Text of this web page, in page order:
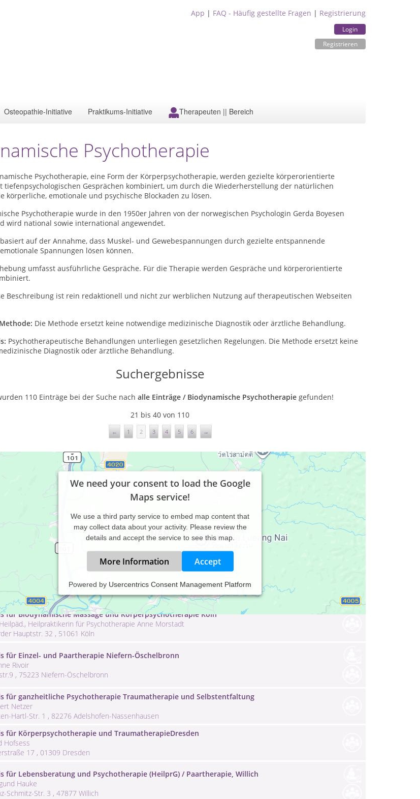
App | FAQ - Häufig gestellte Fragen | Registrierung
Login
Registrieren
Osteopathie-Initiative Praktikums-Initiative Therapeuten || Bereich
Psychotherapie
Psychotherapie, eine Form der Körperpsychotherapie, werden gezielte körperorientierte
tiefenpsychologischen Gesprächen kombiniert, um durch die Wiederherstellung der natürlichen
körperliche, emotionale und psychische Blockaden zu lösen.
Psychotherapie wurde in den 1950er Jahren von der norwegischen Psychologin Gerda Boyesen
wird national sowie international angewendet.
auf der Annahme, dass Muskel- und Gewebespannungen durch gezielte entspannende
Spannungen lösen können.
umfasst ausführliche Gespräche. Für die Therapie werden Gespräche und körperorientierte
Beschreibung ist rein redaktionell und nicht zur werblichen Nutzung auf therapeutischen Webseiten
Die Methode ersetzt keine notwendige medizinische Diagnostik oder ärztliche Behandlung.
Psychotherapeutische Behandlungen unterliegen gesetzlichen Regelungen. Die Methode ersetzt keine
Diagnostik oder ärztliche Behandlung.
Suchergebnisse
110 Einträge bei der Suche nach alle Einträge / Biodynamische Psychotherapiegefunden!
21 bis 40 von 110
← 1 2 3 4 5 6 →
We need your consent to load the Google
Maps service!
We use a third party service to embed map content that
may collect data about your activity. Please review the
details and accept the service to see this map.
More Information Accept
Powered by Usercentrics Consent Management Platform
für biodynamische Körperpsychotherapie und Traumatherapie
8 , 82362 Weilheim
für Biodynamische Massage und Körperpsychotherapie Köln
Heilpraktikerin für Psychotherapie Anne Morstadt
Hauptstr. 32 , 51061 Köln
für Einzel- und Paartherapie Niefern-Öschelbronn
Rivoir
, 75223 Niefern-Öschelbronn
für ganzheitliche Psychotherapie Traumatherapie und Selbstentfaltung
Netzer
Hartl-Str. 1 , 82276 Adelshofen-Nassenhausen
für Körperpsychotherapie und TraumatherapieDresden
Hofsess
17 , 01309 Dresden
für Lebensberatung und Psychotherapie (HeilprG) / Paartherapie, Willich
Hauke
Schmitz-Str. 3 , 47877 Willich